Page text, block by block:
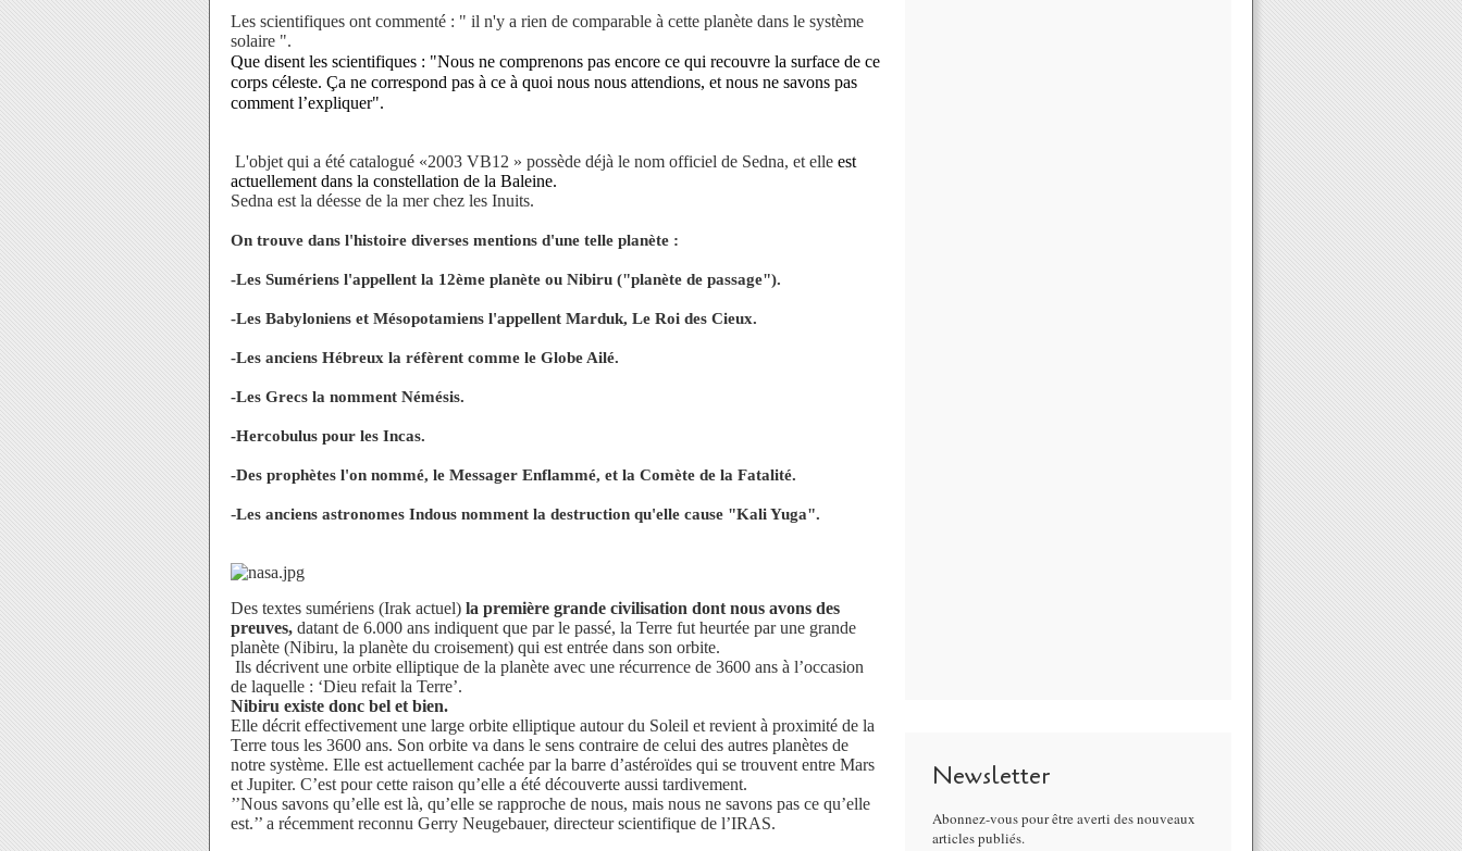
Les scientifiques ont commenté : " il n'y a rien de comparable à cette planète dans le système
solaire ".
Que disent les scientifiques : "Nous ne comprenons pas encore ce qui recouvre la surface de ce
corps céleste. Ça ne correspond pas à ce à quoi nous nous attendions, et nous ne savons pas
comment l’expliquer".
L'objet qui a été catalogué «2003 VB12 » possède déjà le nom officiel de Sedna, et elle est
actuellement dans la constellation de la Baleine.
Sedna est la déesse de la mer chez les Inuits.
On trouve dans l'histoire diverses mentions d'une telle planète :
-Les Sumériens l'appellent la 12ème planète ou Nibiru ("planète de passage").
-Les Babyloniens et Mésopotamiens l'appellent Marduk, Le Roi des Cieux.
-Les anciens Hébreux la réfèrent comme le Globe Ailé.
-Les Grecs la nomment Némésis.
-Hercobulus pour les Incas.
-Des prophètes l'on nommé, le Messager Enflammé, et la Comète de la Fatalité.
-Les anciens astronomes Indous nomment la destruction qu'elle cause "Kali Yuga".
Des textes sumériens (Irak actuel) la première grande civilisation dont nous avons des
preuves, datant de 6.000 ans indiquent que par le passé, la Terre fut heurtée par une grande
planète (Nibiru, la planète du croisement) qui est entrée dans son orbite.
Ils décrivent une orbite elliptique de la planète avec une récurrence de 3600 ans à l’occasion
de laquelle : ‘Dieu refait la Terre’.
Nibiru existe donc bel et bien.
Elle décrit effectivement une large orbite elliptique autour du Soleil et revient à proximité de la
Terre tous les 3600 ans. Son orbite va dans le sens contraire de celui des autres planètes de
notre système. Elle est actuellement cachée par la barre d’astéroïdes qui se trouvent entre Mars
et Jupiter. C’est pour cette raison qu’elle a été découverte aussi tardivement.
’’Nous savons qu’elle est là, qu’elle se rapproche de nous, mais nous ne savons pas ce qu’elle
est.’’ a récemment reconnu Gerry Neugebauer, directeur scientifique de l’IRAS.
Newsletter
Abonnez-vous pour être averti des nouveaux
articles publiés.